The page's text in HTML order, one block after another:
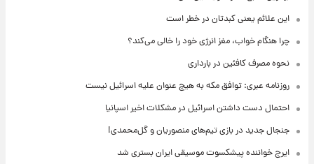
این علائم یعنی کبدتان در خطر است
چرا هنگام خواب، مغز انرژی خود را خالی می‌کند؟
نحوه مصرف کافئین در بارداری
روزنامه عبری: توافق مکه به هیچ عنوان علیه اسرائیل نیست
احتمال دست داشتن اسرائیل در مشکلات اخیر اسپانیا
جنجال جدید در بازی تیم‌های منصوریان و گل‌محمدی!
ایرج خواننده پیشکسوت موسیقی ایران بستری شد